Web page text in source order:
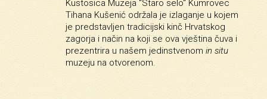
Kustosica Muzeja "Staro selo" Kumrovec
Tihana Kušenić održala je izlaganje u kojem
je predstavljen tradicijski kinč Hrvatskog
zagorja i način na koji se ova vještina čuva i
prezentrira u našem jedinstvenomin situ
muzeju na otvorenom.